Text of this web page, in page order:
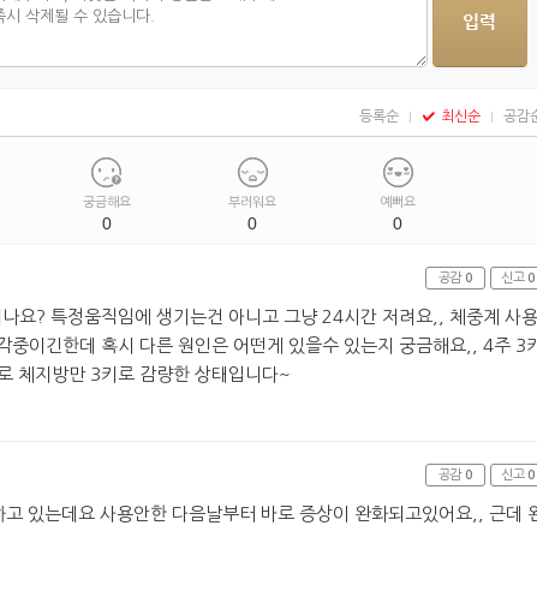
등록순 최신순 공감
궁금해요
0
부러워요
0
예뻐요
0
요? 특정움직임에 생기는건 아니고 그냥 24시간 저려요,, 체중계 사용
중이긴한데 혹시 다른 원인은 어떤게 있을수 있는지 궁금해요,, 4주 3
체지방만 3키로 감량한 상태입니다~
공감 0 신고 0
있는데요 사용안한 다음날부터 바로 증상이 완화되고있어요,, 근데
공감 0 신고 0